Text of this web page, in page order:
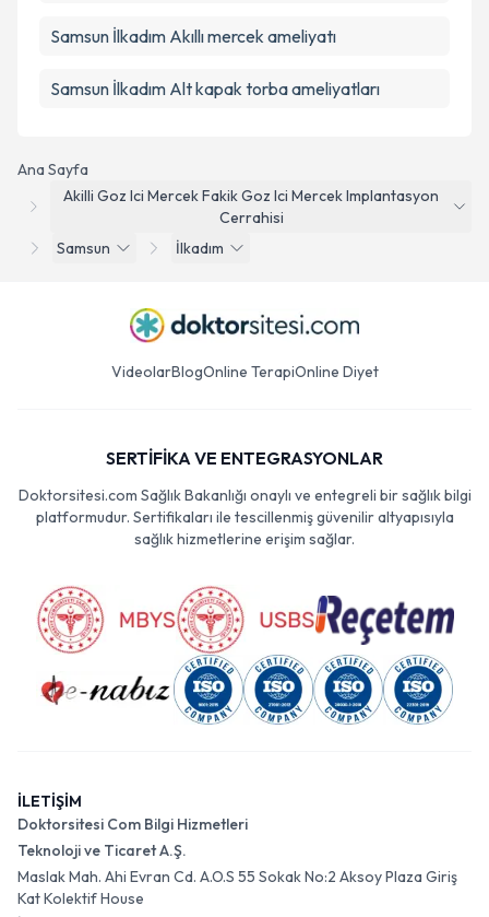
Ana Sayfa
Akilli Goz Ici Mercek Fakik Goz Ici Mercek Implantasyon
Cerrahisi
Samsun
İlkadım
Samsun İlkadım Akıllı mercek ameliyatı
Samsun İlkadım Alt kapak torba ameliyatları
VideolarBlogOnline TerapiOnline Diyet
SERTİFİKA VE ENTEGRASYONLAR
Doktorsitesi.com Sağlık Bakanlığı onaylı ve entegreli bir sağlık bilgi
platformudur. Sertifikaları ile tescillenmiş güvenilir altyapısıyla
sağlık hizmetlerine erişim sağlar.
İLETİŞİM
Doktorsitesi Com Bilgi Hizmetleri
Teknoloji ve Ticaret A.Ş.
Maslak Mah. Ahi Evran Cd. A.O.S 55 Sokak No:2 Aksoy Plaza Giriş
Kat Kolektif House